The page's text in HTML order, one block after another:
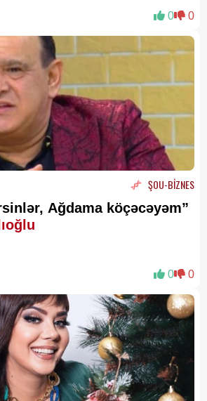
0 0
ŞOU-BİZNES
Ağdama köçəcəyəm”
0 0